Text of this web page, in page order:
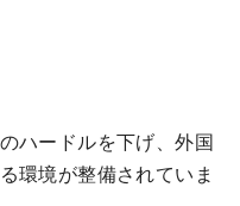
ハードルを下げ、外国
環境が整備されていま